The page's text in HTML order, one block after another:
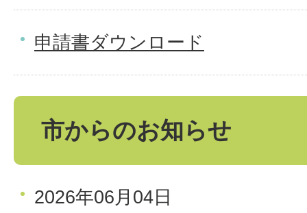
申請書ダウンロード
市からのお知らせ
2026年06月04日